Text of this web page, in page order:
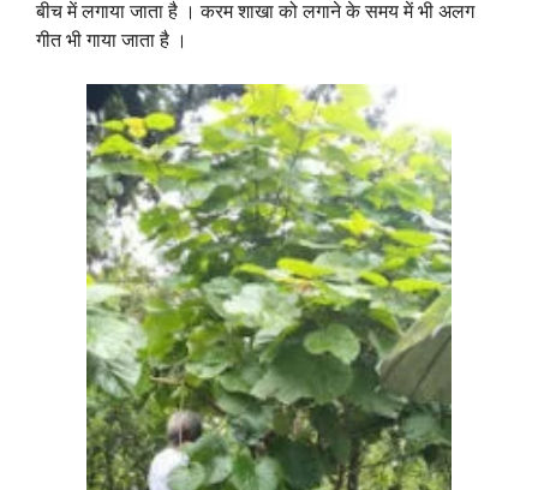
बीच में लगाया जाता है । करम शाखा को लगाने के समय में भी अलग
गीत भी गाया जाता है ।